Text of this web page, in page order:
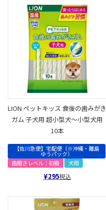
LION ペットキッス 食後の歯みがき
ガム 子犬用 超小型犬～小型犬用
10本
【佐川急便】宅配便（※沖縄・離島
ゆうパック）
歯磨きレベル：初級
犬用
¥295税込